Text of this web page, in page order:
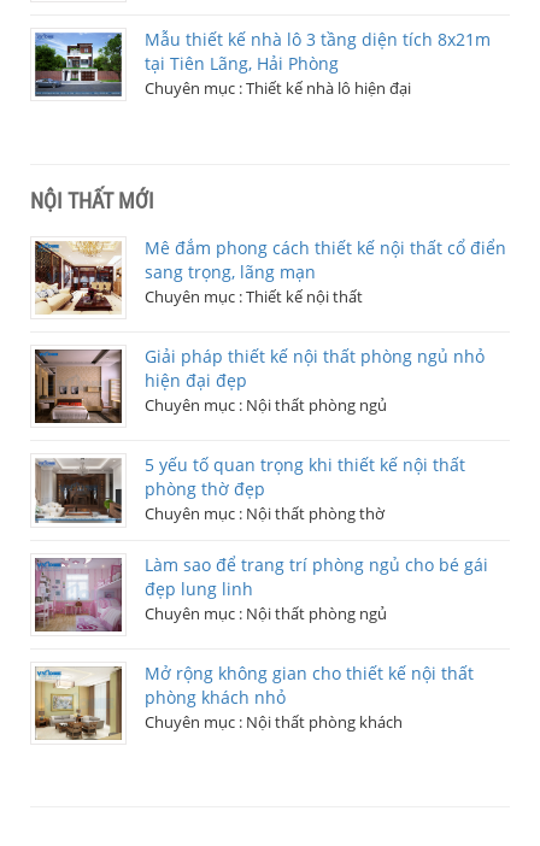
Mẫu thiết kế nhà lô 3 tầng diện tích 8x21m
tại Tiên Lãng, Hải Phòng
Chuyên mục :Thiết kế nhà lô hiện đại
NỘI THẤT MỚI
Mê đắm phong cách thiết kế nội thất cổ điển
sang trọng, lãng mạn
Chuyên mục :Thiết kế nội thất
Giải pháp thiết kế nội thất phòng ngủ nhỏ
hiện đại đẹp
Chuyên mục : Nội thất phòng ngủ
5 yếu tố quan trọng khi thiết kế nội thất
phòng thờ đẹp
Chuyên mục : Nội thất phòng thờ
Làm sao để trang trí phòng ngủ cho bé gái
đẹp lung linh
Chuyên mục : Nội thất phòng ngủ
Mở rộng không gian cho thiết kế nội thất
phòng khách nhỏ
Chuyên mục : Nội thất phòng khách